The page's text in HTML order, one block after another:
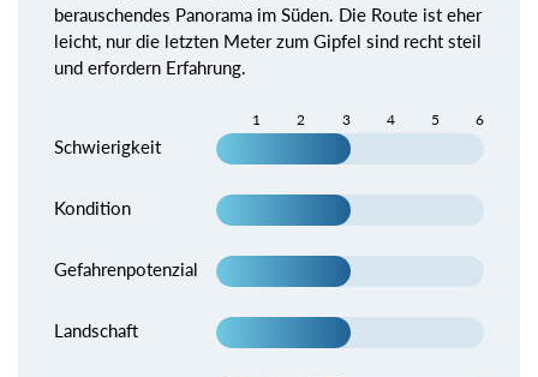
berauschendes Panorama im Süden. Die Route ist eher
leicht, nur die letzten Meter zum Gipfel sind recht steil
und erfordern Erfahrung.
1 2 3 4 5 6
Schwierigkeit
Kondition
Gefahrenpotenzial
Landschaft